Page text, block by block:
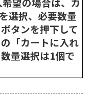
選択、必要数量
タンを押下して
「カートに入れ
量選択は1個で